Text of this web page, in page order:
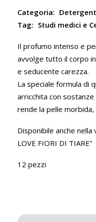
Categoria:
Tag: Studi medici e
Il profumo intenso e
avvolge tutto il corpo
e seducente carezza.
La speciale formula di
arricchita con
rende la pelle
Disponibile anche nella
LOVE FIORI DI TIARE”
12 pezzi